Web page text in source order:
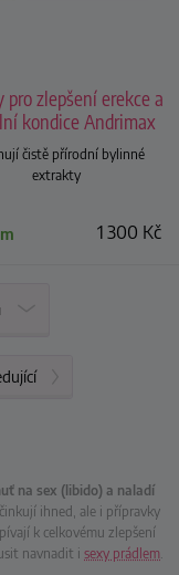
pro zlepšení erekce a
kondice Andrimax
čistě přírodní bylinné
extrakty
1 300 Kč
na sex (libido) a naladí
ihned, ale i přípravky
k celkovému zlepšení
navnadit i sexy prádlem.